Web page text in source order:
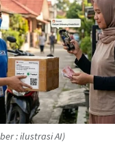
: ilustrasi AI)